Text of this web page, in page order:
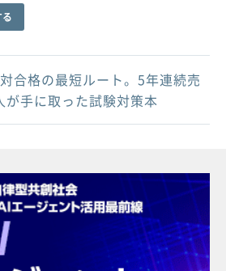
合格の最短ルート。5年連続売
手に取った試験対策本